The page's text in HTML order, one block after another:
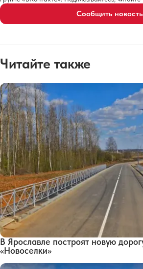
Сообщить новость
Читайте также
В Ярославле построят новую
«Новоселки»